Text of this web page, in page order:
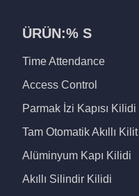
ÜRÜN:% S
Time Attendance
Access Control
Parmak İzi Kapısı Kilidi
Tam Otomatik Akıllı Kilit
Alüminyum Kapı Kilidi
Akıllı Silindir Kilidi